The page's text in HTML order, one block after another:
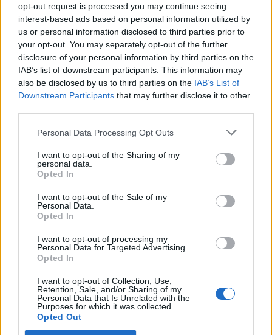
opt-out request is processed you may continue seeing
interest-based ads based on personal information utilized by
us or personal information disclosed to third parties prior to
your opt-out. You may separately opt-out of the further
disclosure of your personal information by third parties on the
IAB’s list of downstream participants. This information may
also be disclosed by us to third parties on the IAB’s List of
Downstream Participants that may further disclose it to other
Personal Data Processing Opt Outs
I want to opt-out of the Sharing of my
personal data.
Opted In
I want to opt-out of the Sale of my
Personal Data.
Opted In
I want to opt-out of processing my
Personal Data for Targeted Advertising.
Opted In
I want to opt-out of Collection, Use,
Retention, Sale, and/or Sharing of my
Personal Data that Is Unrelated with the
Purposes for which it was collected.
Opted Out
hyperglycémie chronique, c’est-à-dire par un taux
trop élevé de glucose ou de sucre dans le sang.
Cependant, les deux maladies ont des causes
différentes et sont traitées différemment.
Le diabète de type 1 est une maladie auto-immune
dans laquelle lesystème immunitaireattaque et
détruit les cellules bêta du pancréas, qui produisent
1 doivent prendre de l’insuline tous les jours pour
contrôler leur glycémie.
corps devient résistant à l’insuline. Cela signifie que
l’insuline est moins efficace pour faire entrer le
diabète de type 2 peuvent souvent contrôler leur
glycémie grâce à des modifications du mode de vie,
telles qu’une perte de poids, une alimentation saine
et une activité physique régulière. Cependant, si ces
modifications ne suffisent pas, des médicaments
peuvent être nécessaires.